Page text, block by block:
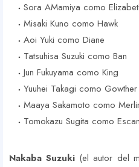
Sora AMamiya como
Misaki Kuno como Hawk
Aoi Yuki como Diane
Tatsuhisa Suzuki como Ban
Jun Fukuyama como King
Yuuhei Takagi como Gowther
Maaya Sakamoto como
Tomokazu Sugita como
Nakaba Suzuki (el autor del